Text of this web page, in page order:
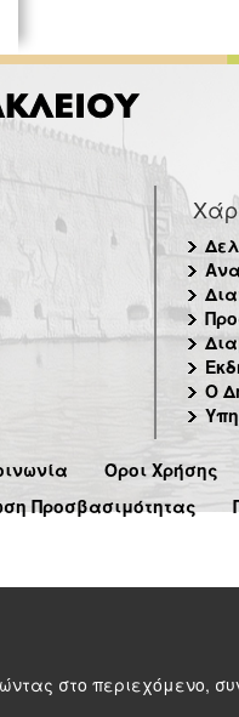
Ο
Όροι Χρήσης
Προσβασιμότητας
στο περιεχόμενο,